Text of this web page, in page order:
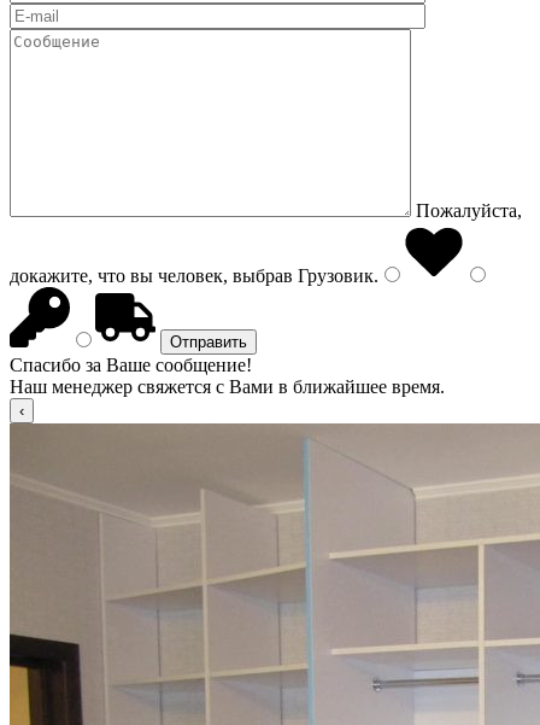
Пожалуйста,
докажите, что вы человек, выбрав Грузовик.
Спасибо за Ваше сообщение!
Наш менеджер свяжется с Вами в ближайшее время.